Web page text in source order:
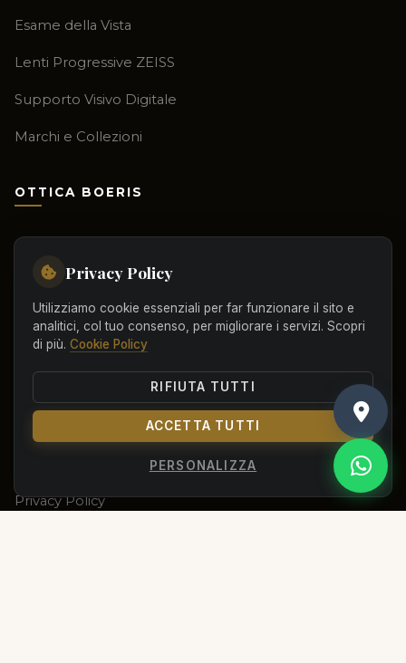
Esame della Vista
Lenti Progressive ZEISS
Supporto Visivo Digitale
Marchi e Collezioni
OTTICA BOERIS
Chi Siamo
La Nostra Storia
News & Novità
Dove Siamo
SUPPORTO & LEGALE
Privacy Policy
Privacy Policy
Utilizziamo cookie essenziali per far funzionare il sito e
analitici, col tuo consenso, per migliorare i servizi. Scopri
di più. Cookie Policy
RIFIUTA TUTTI
ACCETTA TUTTI
PERSONALIZZA